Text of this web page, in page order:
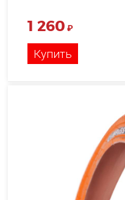
1 260 ₽
Купить